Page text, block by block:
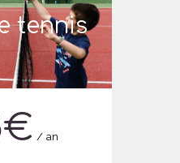
tennis
€ an